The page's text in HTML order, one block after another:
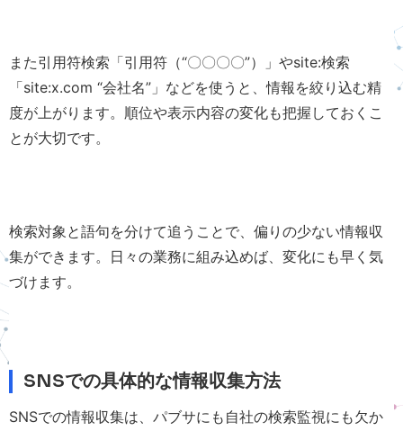
また引用符検索「引用符（“〇〇〇〇”）」やsite:検索
「site:x.com “会社名”」などを使うと、情報を絞り込む精
度が上がります。順位や表示内容の変化も把握しておくこ
とが大切です。
検索対象と語句を分けて追うことで、偏りの少ない情報収
集ができます。日々の業務に組み込めば、変化にも早く気
づけます。
SNSでの具体的な情報収集方法
SNSでの情報収集は、パブサにも自社の検索監視にも欠か